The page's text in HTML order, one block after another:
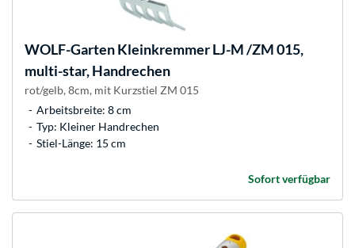
WOLF-GartenKleinkremmer LJ-M /ZM 015,
multi-star, Handrechen
rot/gelb, 8cm, mit Kurzstiel ZM 015
Arbeitsbreite: 8 cm
Typ: Kleiner Handrechen
Stiel-Länge: 15 cm
Sofort verfügbar